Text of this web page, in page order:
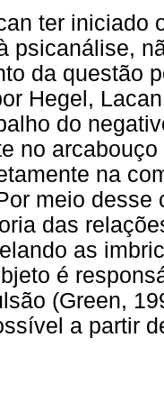
ter iniciado
psicanálise,
da questão
Hegel,
do
no
na
meio desse
das
as
é
(Green,
a partir